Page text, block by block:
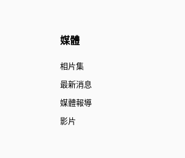
媒體
相片集
最新消息
媒體報導
影片